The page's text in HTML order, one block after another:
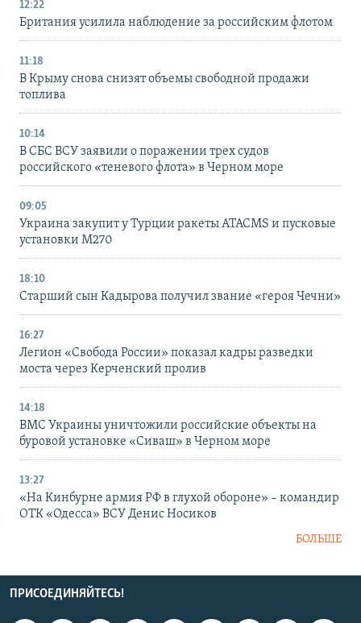
12:22
Британия усилила наблюдение за российским флотом
11:18
В Крыму снова снизят объемы свободной продажи
топлива
10:14
В СБС ВСУ заявили о поражении трех судов
российского «теневого флота» в Черном море
09:05
Украина закупит у Турции ракеты ATACMS и пусковые
установки M270
18:10
Старший сын Кадырова получил звание «героя Чечни»
16:27
Легион «Свобода России» показал кадры разведки
моста через Керченский пролив
14:18
ВМС Украины уничтожили российские объекты на
буровой установке «Сиваш» в Черном море
13:27
«На Кинбурне армия РФ в глухой обороне» – командир
ОТК «Одесса» ВСУ Денис Носиков
БОЛЬШЕ
ПРИСОЕДИНЯЙТЕСЬ!